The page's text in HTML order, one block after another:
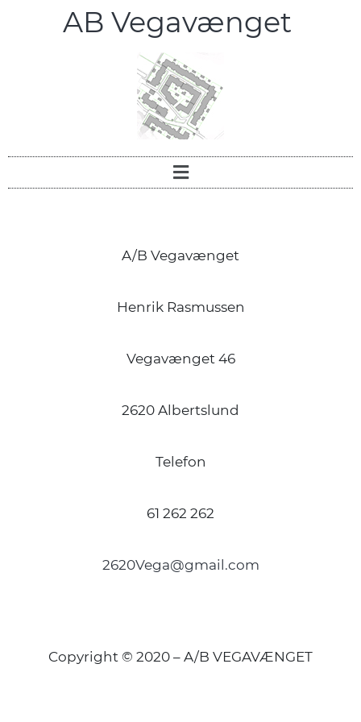
AB Vegavænget
A/B Vegavænget
Henrik Rasmussen
Vegavænget 46
2620 Albertslund
Telefon
61 262 262
2620Vega@gmail.com
Copyright © 2020 – A/B VEGAVÆNGET